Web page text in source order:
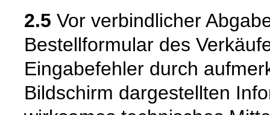
2.5 Vor verbindlicher
Bestellformular des
Eingabefehler durch
Bildschirm dargestellten